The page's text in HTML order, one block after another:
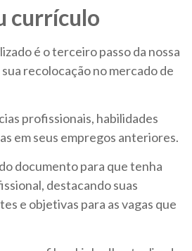
currículo
é o terceiro passo da nossa
recolocação no mercado de
profissionais, habilidades
em seus empregos anteriores.
documento para que tenha
destacando suas
e objetivas para as vagas que